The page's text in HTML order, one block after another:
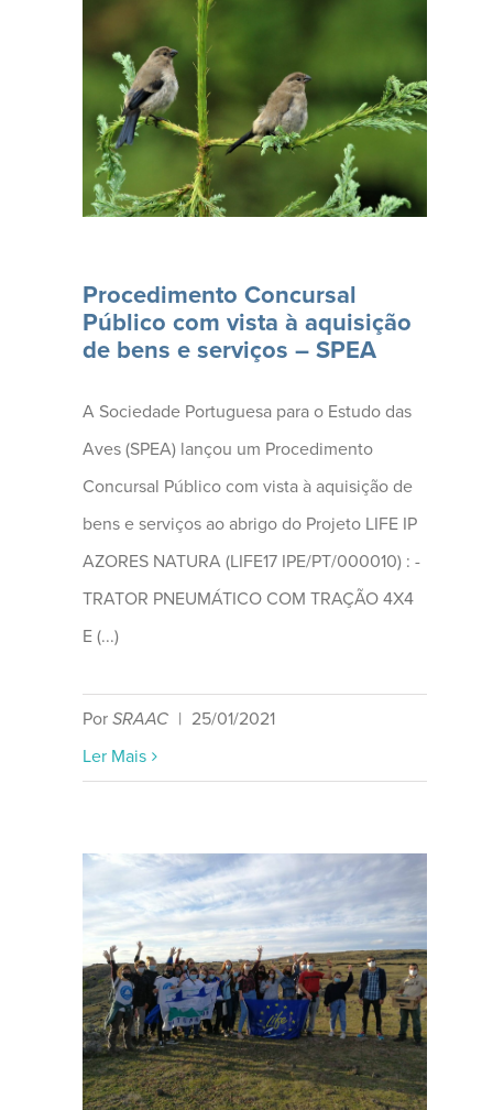
A Sociedade
Portuguesa para o
Estudo (...)
Procedimento Concursal
Público com vista à aquisição
de bens e serviços – SPEA
A Sociedade Portuguesa para o Estudo das
Aves (SPEA) lançou um Procedimento
Concursal Público com vista à aquisição de
bens e serviços ao abrigo do Projeto LIFE IP
AZORES NATURA (LIFE17 IPE/PT/000010) : -
TRATOR PNEUMÁTICO COM TRAÇÃO 4X4
E (...)
Por SRAAC | 25/01/2021
Ler Mais
O projeto LIFE IP Azores
Natura (...)